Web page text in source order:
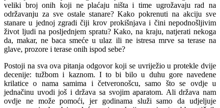
veliki broj onih koji ne plaćaju ništa i time ugrožavaju rad na
održavanju za sve ostale stanare? Kako pokrenuti na akciju sve
stanare u jednoj zgradi čiji krov prokišnjava i čini nepodnošljivim
život ljudi na posljednjem spratu? Kako, na kraju, natjerati nekoga
da, makar, ne baca smeće u ulaz ili ne istresa mrve sa terase na
glave, prozore i terase onih ispod sebe?
Postoji na sva ova pitanja odgovor koji se uvriježio u protekle dvije
decenije: tužbom i kaznom. I to bi bilo u duhu gore navedene
krilatice o nama samima i četveronošcu, samo što se ovdje u
jednačinu uvodi još i država sa svojim aparatom. Ali država nam
ovdje ne može pomoći, jer godinama služi samo da udjeljuje